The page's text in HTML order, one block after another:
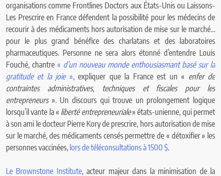
organisations comme Frontlines Doctors aux États-Unis ou Laissons-
Les Prescrire en France défendent la possibilité pour les médecins de
recourir à des médicaments hors autorisation de mise sur le marché…
pour le plus grand bénéfice des charlatans et des laboratoires
pharmaceutiques. Personne ne sera alors étonné d’entendre Louis
Fouché, chantre « d’un nouveau monde enthousiasmant basé sur la
gratitude et la joie», expliquer que la France est un « enfer de
contraintes administratives, techniques et fiscales pour les
entrepreneurs». Un discours qui trouve un prolongement logique
lorsqu’il vante la « liberté entrepreneuriale» états-unienne, qui permet
à son ami le docteur Pierre Kory de prescrire, hors autorisation de mise
sur le marché, des médicaments censés permettre de « détoxifier » les
personnes vaccinées, lors de téléconsultations à 1500 $.
Le Brownstone Institute, acteur majeur dans la minimisation de la